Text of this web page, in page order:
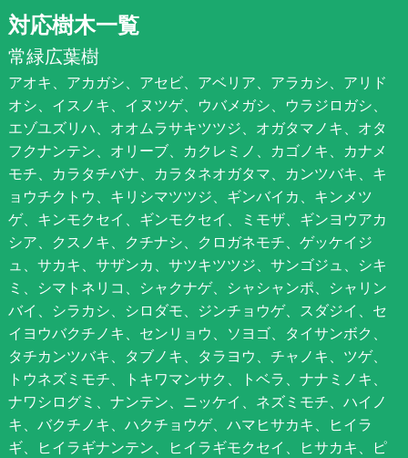
対応樹木一覧
常緑広葉樹
アオキ、アカガシ、アセビ、アベリア、アラカシ、アリド
オシ、イスノキ、イヌツゲ、ウバメガシ、ウラジロガシ、
エゾユズリハ、オオムラサキツツジ、オガタマノキ、オタ
フクナンテン、オリーブ、カクレミノ、カゴノキ、カナメ
モチ、カラタチバナ、カラタネオガタマ、カンツバキ、キ
ョウチクトウ、キリシマツツジ、ギンバイカ、キンメツ
ゲ、キンモクセイ、ギンモクセイ、ミモザ、ギンヨウアカ
シア、クスノキ、クチナシ、クロガネモチ、ゲッケイジ
ュ、サカキ、サザンカ、サツキツツジ、サンゴジュ、シキ
ミ、シマトネリコ、シャクナゲ、シャシャンポ、シャリン
バイ、シラカシ、シロダモ、ジンチョウゲ、スダジイ、セ
イヨウバクチノキ、センリョウ、ソヨゴ、タイサンボク、
タチカンツバキ、タブノキ、タラヨウ、チャノキ、ツゲ、
トウネズミモチ、トキワマンサク、トベラ、ナナミノキ、
ナワシログミ、ナンテン、ニッケイ、ネズミモチ、ハイノ
キ、バクチノキ、ハクチョウゲ、ハマヒサカキ、ヒイラ
ギ、ヒイラギナンテン、ヒイラギモクセイ、ヒサカキ、ピ